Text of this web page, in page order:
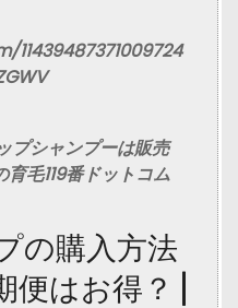
プシャンプーは販売
毛119番ドットコム
の購入方法
はお得？ |